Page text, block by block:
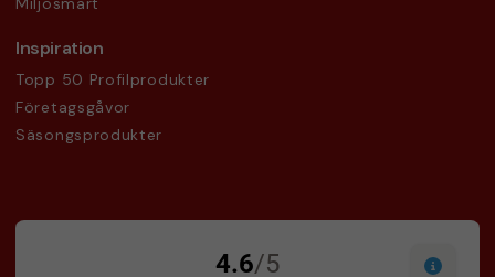
Inspiration
Topp 50 Profilprodukter
Företagsgåvor
Säsongsprodukter